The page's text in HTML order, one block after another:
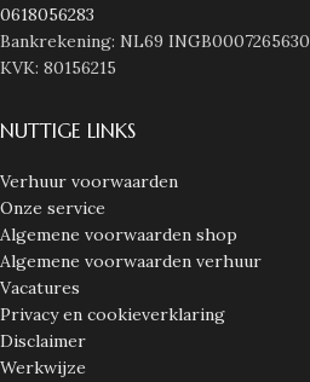
0618056283
Bankrekening: NL69 INGB0007265630
KVK: 80156215
NUTTIGE LINKS
Verhuur voorwaarden
Onze service
Algemene voorwaarden shop
Algemene voorwaarden verhuur
Vacatures
Privacy en cookieverklaring
Disclaimer
Werkwijze